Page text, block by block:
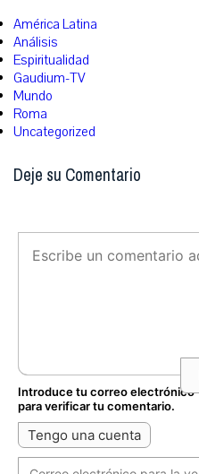
América Latina
Análisis
Espiritualidad
Gaudium-TV
Mundo
Roma
Uncategorized
Deje su Comentario
Introduce tu correo electrónico
para verificar tu comentario.
Tengo una cuenta